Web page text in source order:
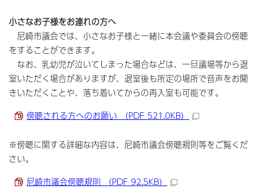
小さなお子様をお連れの方へ
尼崎市議会では、小さなお子様と一緒に本会議や委員会の傍聴
をすることができます。
なお、乳幼児が泣いてしまった場合などは、一旦議場等から退
室いただく場合がありますが、退室後も所定の場所で音声をお聞
きいただくことや、落ち着いてからの再入室も可能です。
傍聴される方へのお願い （PDF 521.0KB）
※傍聴に関する詳細な内容は、尼崎市議会傍聴規則等をご覧くだ
さい。
尼崎市議会傍聴規則 （PDF 92.5KB）